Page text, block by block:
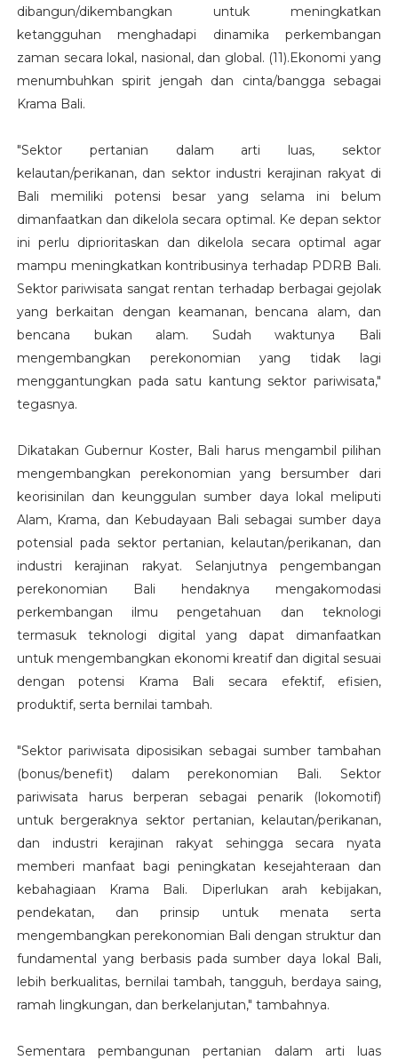
dibangun/dikembangkan untuk meningkatkan
ketangguhan menghadapi dinamika perkembangan
zaman secara lokal, nasional, dan global. (11).Ekonomi yang
menumbuhkan spirit jengah dan cinta/bangga sebagai
Krama Bali.
"Sektor pertanian dalam arti luas, sektor
kelautan/perikanan, dan sektor industri kerajinan rakyat di
Bali memiliki potensi besar yang selama ini belum
dimanfaatkan dan dikelola secara optimal. Ke depan sektor
ini perlu diprioritaskan dan dikelola secara optimal agar
mampu meningkatkan kontribusinya terhadap PDRB Bali.
Sektor pariwisata sangat rentan terhadap berbagai gejolak
yang berkaitan dengan keamanan, bencana alam, dan
bencana bukan alam. Sudah waktunya Bali
mengembangkan perekonomian yang tidak lagi
menggantungkan pada satu kantung sektor pariwisata,"
tegasnya.
Dikatakan Gubernur Koster, Bali harus mengambil pilihan
mengembangkan perekonomian yang bersumber dari
keorisinilan dan keunggulan sumber daya lokal meliputi
Alam, Krama, dan Kebudayaan Bali sebagai sumber daya
potensial pada sektor pertanian, kelautan/perikanan, dan
industri kerajinan rakyat. Selanjutnya pengembangan
perekonomian Bali hendaknya mengakomodasi
perkembangan ilmu pengetahuan dan teknologi
termasuk teknologi digital yang dapat dimanfaatkan
untuk mengembangkan ekonomi kreatif dan digital sesuai
dengan potensi Krama Bali secara efektif, efisien,
produktif, serta bernilai tambah.
"Sektor pariwisata diposisikan sebagai sumber tambahan
(bonus/benefit) dalam perekonomian Bali. Sektor
pariwisata harus berperan sebagai penarik (lokomotif)
untuk bergeraknya sektor pertanian, kelautan/perikanan,
dan industri kerajinan rakyat sehingga secara nyata
memberi manfaat bagi peningkatan kesejahteraan dan
kebahagiaan Krama Bali. Diperlukan arah kebijakan,
pendekatan, dan prinsip untuk menata serta
mengembangkan perekonomian Bali dengan struktur dan
fundamental yang berbasis pada sumber daya lokal Bali,
lebih berkualitas, bernilai tambah, tangguh, berdaya saing,
ramah lingkungan, dan berkelanjutan," tambahnya.
Sementara pembangunan pertanian dalam arti luas